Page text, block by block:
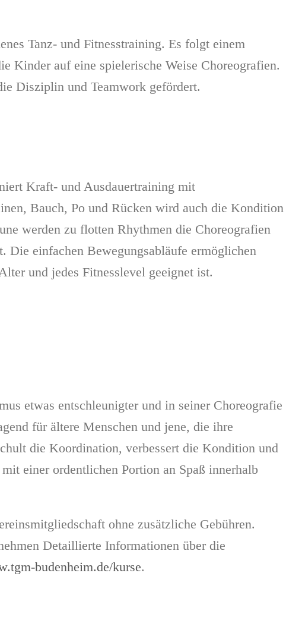
Tanz- und Fitnesstraining. Es folgt einem
Kinder auf eine spielerische Weise Choreografien.
Disziplin und Teamwork gefördert.
Kraft- und Ausdauertraining mit
Bauch, Po und Rücken wird auch die Kondition
werden zu flotten Rhythmen die Choreografien
Die einfachen Bewegungsabläufe ermöglichen
und jedes Fitnesslevel geeignet ist.
etwas entschleunigter und in seiner Choreografie
für ältere Menschen und jene, die ihre
die Koordination, verbessert die Kondition und
einer ordentlichen Portion an Spaß innerhalb
ohne zusätzliche Gebühren.
Detaillierte Informationen über die
budenheim.de/kurse.